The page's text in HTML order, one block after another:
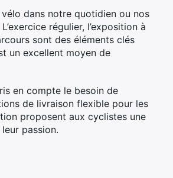
dans notre quotidien ou nos
L’exercice régulier, l’exposition à
sont des éléments clés
un excellent moyen de
en compte le besoin de
de livraison flexible pour les
proposent aux cyclistes une
passion.